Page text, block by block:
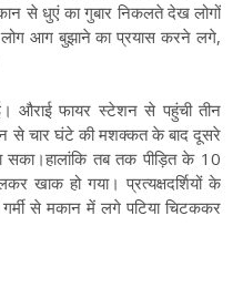
से धुएं का गुबार निकलते देख लोगों
आग बुझाने का प्रयास करने लगे,
औराई फायर स्टेशन से पहुंची तीन
से चार घंटे की मशक्कत के बाद दूसरे
तब तक पीड़ित के 10
खाक हो गया। प्रत्यक्षदर्शियों के
से मकान में लगे पटिया चिटककर